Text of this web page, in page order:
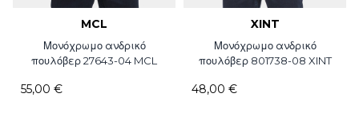
MCL
Μονόχρωμο ανδρικό
πουλόβερ 27643-04 MCL
55,00 €
XINT
Μονόχρωμο ανδρικό
πουλόβερ 801738-08 XINT
48,00 €